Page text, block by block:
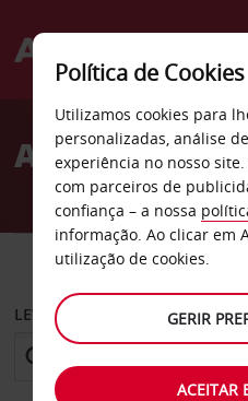
Welcome
AvisAluguer de
CARRO
LEVANTAR EM
Política de Cookies
Utilizamos cookies para
personalizadas, análise
experiência no nosso
com parceiros de
confiança – a nossa
informação. Ao clicar em
utilização de cookies.
GERIR
ACEITAR